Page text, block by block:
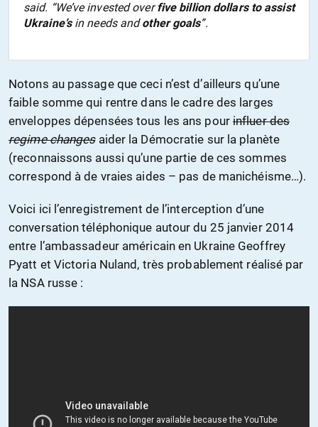
said. “We’ve invested overfive billion dollars to assist
Ukraine’sin needs andother goals”.
Notons au passage que ceci n’est d’ailleurs qu’une
faible somme qui rentre dans le cadre des larges
enveloppes dépensées tous les ans pour influer des
regime changesaider la Démocratie sur la planète
(reconnaissons aussi qu’une partie de ces sommes
correspond à de vraies aides – pas de manichéisme…).
Voici ici l’enregistrement de l’interception d’une
conversation téléphonique autour du 25 janvier 2014
entre l’ambassadeur américain en Ukraine Geoffrey
Pyatt et Victoria Nuland, très probablement réalisé par
la NSA russe :